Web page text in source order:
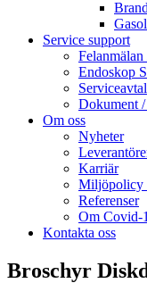
Service support
Endoskop
Serviceavtal
Dokument /
Om oss
Nyheter
Karriär
Miljöpolicy
Referenser
Om Covid-
Kontakta oss
Broschyr